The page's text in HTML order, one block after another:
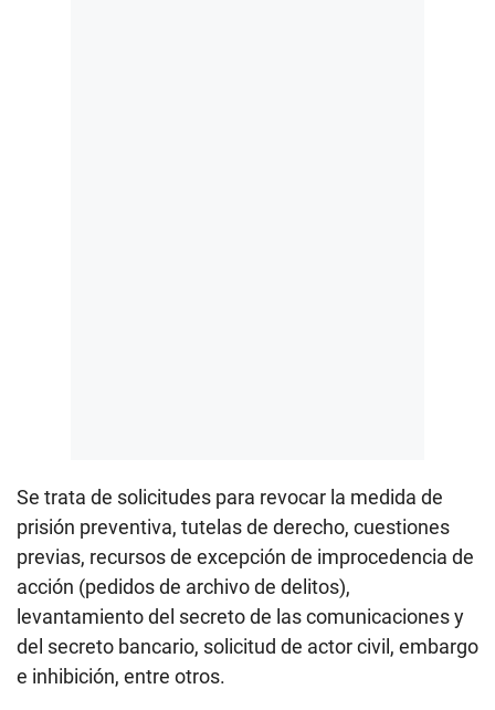
Se trata de solicitudes para revocar la medida de
prisión preventiva, tutelas de derecho, cuestiones
previas, recursos de excepción de improcedencia de
acción (pedidos de archivo de delitos),
levantamiento del secreto de las comunicaciones y
del secreto bancario, solicitud de actor civil, embargo
e inhibición, entre otros.